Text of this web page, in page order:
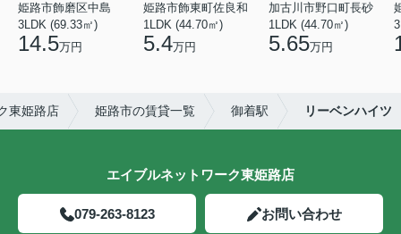
姫路市飾磨区中島
3LDK (69.33㎡)
14.5万円
姫路市飾東町佐良和
1LDK (44.70㎡)
5.4万円
加古川市野口町長砂
1LDK (44.70㎡)
5.65万円
東姫路店 姫路市の賃貸一覧 御着駅 リーベンハイツ
エイブルネットワーク東姫路店
079-263-8123 お問い合わせ